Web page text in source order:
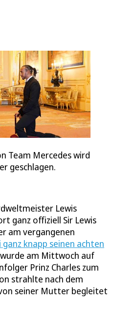
Team Mercedes wird
geschlagen.
Lewis
ganz offiziell Sir Lewis
am vergangenen
ganz knapp seinen achten
am Mittwoch auf
Prinz Charles zum
strahlte nach dem
seiner Mutter begleitet